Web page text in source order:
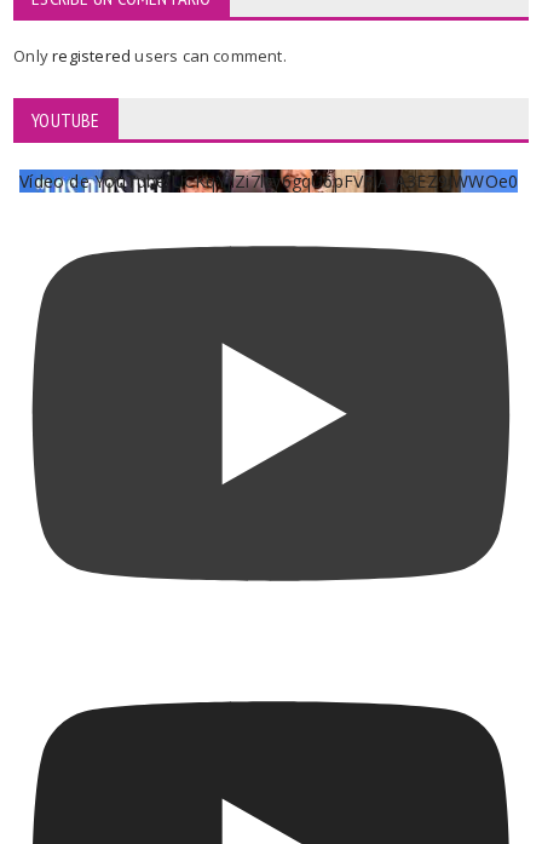
Onlyregisteredusers can comment.
YOUTUBE
Vídeo de YouTube UCKqYjiZi7lzy6gqU6pFVFiA_A3EZ9JWWOe0